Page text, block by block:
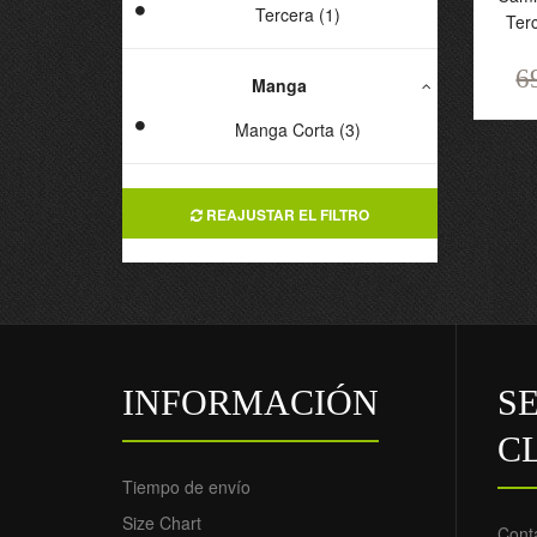
Tercera (1)
Manga
Manga Corta (3)
REAJUSTAR EL FILTRO
INFORMACIÓN
Tiempo de envío
Size Chart